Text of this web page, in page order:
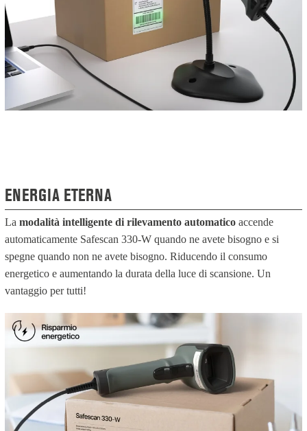
ENERGIA ETERNA
La modalità intelligente di rilevamento automatico accende
automaticamente Safescan 330-W quando ne avete bisogno e si
spegne quando non ne avete bisogno. Riducendo il consumo
energetico e aumentando la durata della luce di scansione. Un
vantaggio per tutti!